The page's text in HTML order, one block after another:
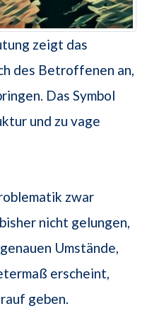
zeigt das
des Betroffenen an,
Das Symbol
und zu vage
zwar
nicht gelungen,
Umstände,
erscheint,
geben.